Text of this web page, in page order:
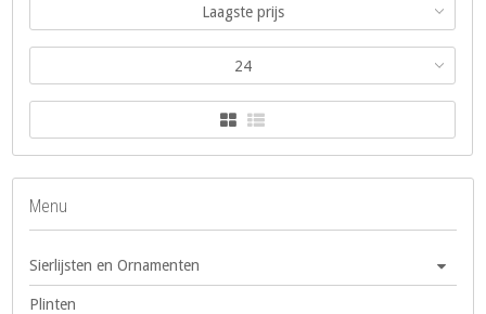
Laagste prijs
24
Menu
Sierlijsten en Ornamenten
Plinten